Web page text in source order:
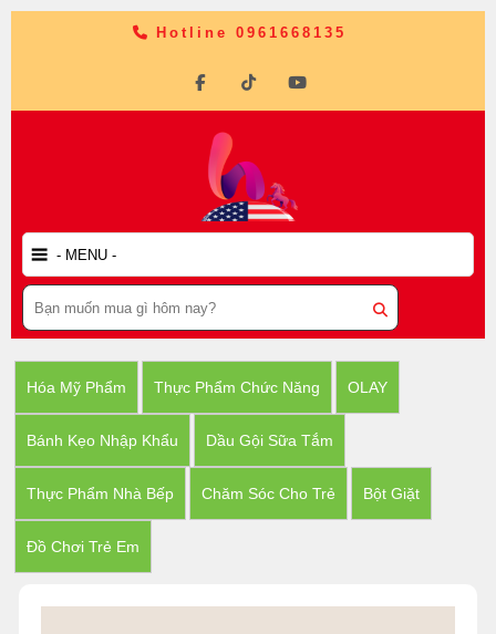
Hotline 0961668135
Hóa Mỹ Phẩm Thực Phẩm Chức Năng OLAY
Bánh Kẹo Nhập Khẩu Dầu Gội Sữa Tắm
Thực Phẩm Nhà Bếp Chăm Sóc Cho Trẻ Bột Giặt
Đồ Chơi Trẻ Em